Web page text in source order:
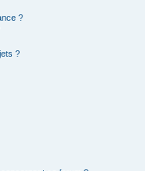
?
?